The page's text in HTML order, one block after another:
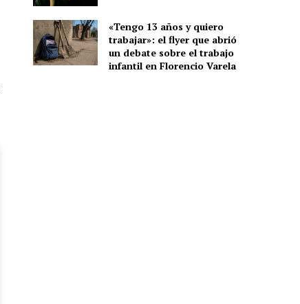
«Tengo 13 años y quiero
trabajar»: el flyer que abrió
un debate sobre el trabajo
infantil en Florencio Varela